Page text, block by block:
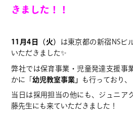
きました！！
11月4日（火）
は東京都の新宿NSビ
いただきました✨
弊社では保育事業・児童発達支援事
かに「幼児教室事業」 も行っており、
当日は採用担当の他にも、ジュニア
藤先生にも来ていただきました！